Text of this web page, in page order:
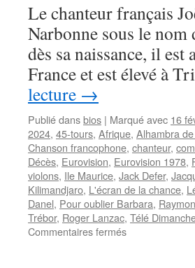
Le chanteur français
Narbonne sous le nom
dès sa naissance, il
France et est élevé à
lecture →
Publié dansbios | Marqué avec 16
2024, 45-tours, Afrique, Alhambra
Chanson francophone, chanteur,
Décès, Eurovision, Eurovision 1978,
violons, Ile Maurice, Jack Defer,
Kilimandjaro, L'écran de la chance,
Danel, Pour oublier Barbara,
Trébor, Roger Lanzac, Télé
Commentaires ferméssur